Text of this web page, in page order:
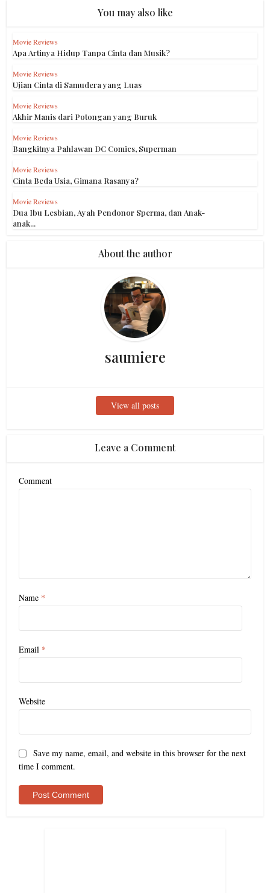
You may also like
Movie Reviews
Apa Artinya Hidup Tanpa Cinta dan Musik?
Movie Reviews
Ujian Cinta di Samudera yang Luas
Movie Reviews
Akhir Manis dari Potongan yang Buruk
Movie Reviews
Bangkitnya Pahlawan DC Comics, Superman
Movie Reviews
Cinta Beda Usia, Gimana Rasanya?
Movie Reviews
Dua Ibu Lesbian, Ayah Pendonor Sperma, dan Anak-
anak...
About the author
saumiere
View all posts
Leave a Comment
Comment
Name *
Email *
Website
Save my name, email, and website in this browser for the next
time I comment.